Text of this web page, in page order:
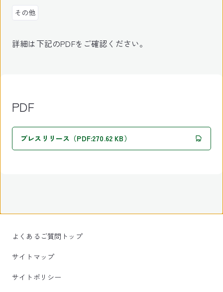
その他
詳細は下記のPDFをご確認ください。
PDF
プレスリリース（PDF:270.62 KB）
よくあるご質問トップ
サイトマップ
サイトポリシー